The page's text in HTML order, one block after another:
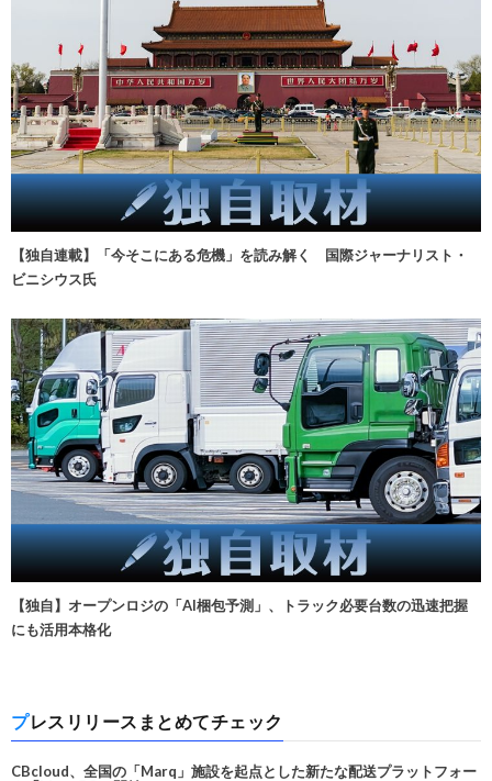
【独自連載】「今そこにある危機」を読み解く 国際ジャーナリスト・
ビニシウス氏
【独自】オープンロジの「AI梱包予測」、トラック必要台数の迅速把握
にも活用本格化
プレスリリースまとめてチェック
CBcloud、全国の「Marq」施設を起点とした新たな配送プラットフォー